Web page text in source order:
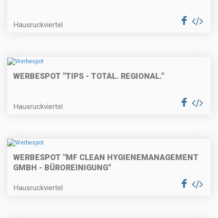
Hausruckviertel
WERBESPOT "TIPS - TOTAL. REGIONAL."
Hausruckviertel
WERBESPOT "MF CLEAN HYGIENEMANAGEMENT
GMBH - BÜROREINIGUNG"
Hausruckviertel